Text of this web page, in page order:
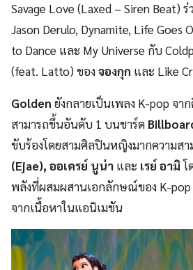
Savage Love (Laxed – Siren Beat)
Jason Derulo, Dynamite, Life Goes
to Dance และ My Universe กับ
(feat. Latto) ของจองกุก และ Like
Golden ยังกลายเป็นเพลง K-pop จ
สามารถขึ้นอันดับ 1 บนชาร์ต
ขับร้องโดยสามศิลปินหญิงมากความสา
(Ejae), ออเดรย์ นูน่า และ เรย์ อามิโ
พลังที่ผสมผสานเอกลักษณ์ของ K-
จากเนื้อหาในแอนิเมชัน